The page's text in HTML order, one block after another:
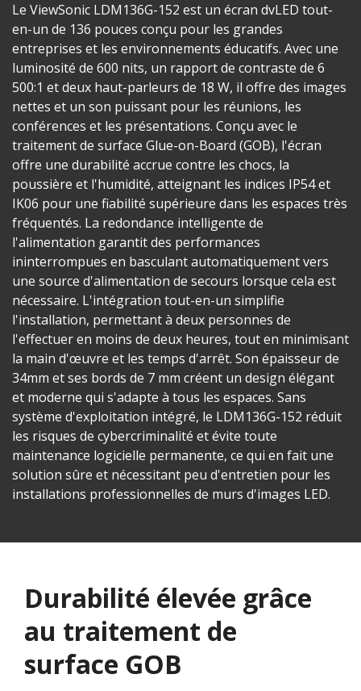
Le ViewSonic LDM136G-152 est un écran dvLED tout-
en-un de 136 pouces conçu pour les grandes
entreprises et les environnements éducatifs. Avec une
luminosité de 600 nits, un rapport de contraste de 6
500:1 et deux haut-parleurs de 18 W, il offre des images
nettes et un son puissant pour les réunions, les
conférences et les présentations. Conçu avec le
traitement de surface Glue-on-Board (GOB), l'écran
offre une durabilité accrue contre les chocs, la
poussière et l'humidité, atteignant les indices IP54 et
IK06 pour une fiabilité supérieure dans les espaces très
fréquentés. La redondance intelligente de
l'alimentation garantit des performances
ininterrompues en basculant automatiquement vers
une source d'alimentation de secours lorsque cela est
nécessaire. L'intégration tout-en-un simplifie
l'installation, permettant à deux personnes de
l'effectuer en moins de deux heures, tout en minimisant
la main d'œuvre et les temps d'arrêt. Son épaisseur de
34mm et ses bords de 7 mm créent un design élégant
et moderne qui s'adapte à tous les espaces. Sans
système d'exploitation intégré, le LDM136G-152 réduit
les risques de cybercriminalité et évite toute
maintenance logicielle permanente, ce qui en fait une
solution sûre et nécessitant peu d'entretien pour les
installations professionnelles de murs d'images LED.
Durabilité élevée grâce
au traitement de
surface GOB​